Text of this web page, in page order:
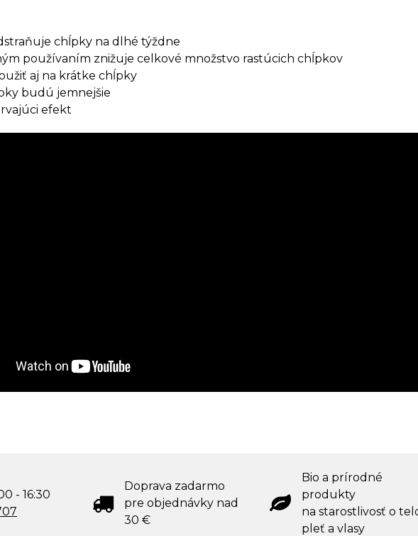
chĺpky na dlhé týždne
používaním znižuje celkové množstvo rastúcich chĺpkov
aj na krátke chĺpky
budú jemnejšie
efekt
- 16:30
Doprava zadarmo
pre objednávky nad
30 €
Bio a prírodné
produkty
na starostlivosť o
pleť a vlasy